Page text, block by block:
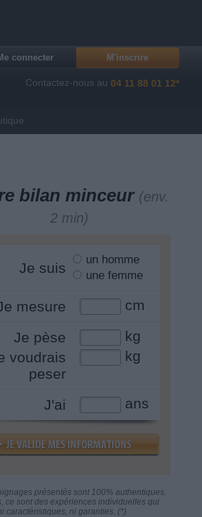
connecter M'inscrire
Contactez-nous au 04 11 88 01 12*
bilan minceur (env.
2 min)
Je suis
un homme
une femme
mesure cm
Je pèse
kg
voudrais
peser
kg
J'ai ans
présentés sont 100% authentiques.
ce sont des expériences individuelles qui
caractéristiques, ni garanties. (*)